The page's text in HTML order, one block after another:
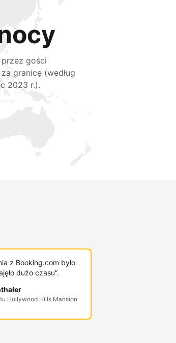
gości
granicę (według
2023 r.).
z Booking.com było
dużo czasu”.
Hollywood Hills Mansion